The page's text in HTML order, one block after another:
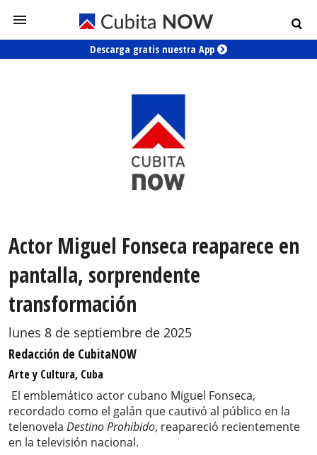
Descarga gratis nuestra App
Actor Miguel Fonseca reaparece en
pantalla, sorprendente
transformación
lunes 8 de septiembre de 2025
Redacción de CubitaNOW
Arte y Cultura, Cuba
El emblemático actor cubano Miguel Fonseca,
recordado como el galán que cautivó al público en la
telenovela Destino Prohibido, reapareció recientemente
en la televisión nacional.